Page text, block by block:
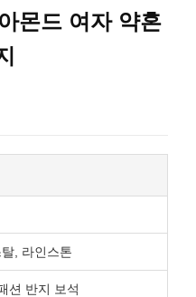
몬드 여자 약혼
, 라인스톤
션 반지 보석